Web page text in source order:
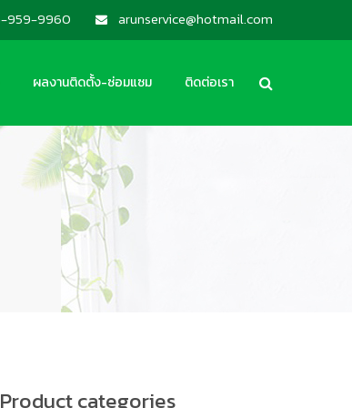
959-9960 arunservice@hotmail.com
ผลงานติดตั้ง-ซ่อมแซม ติดต่อเรา
Product categories